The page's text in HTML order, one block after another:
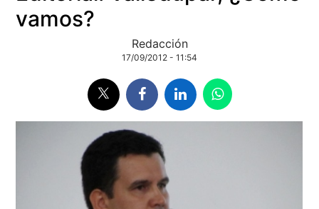
vamos?
Redacción
17/09/2012 - 11:54